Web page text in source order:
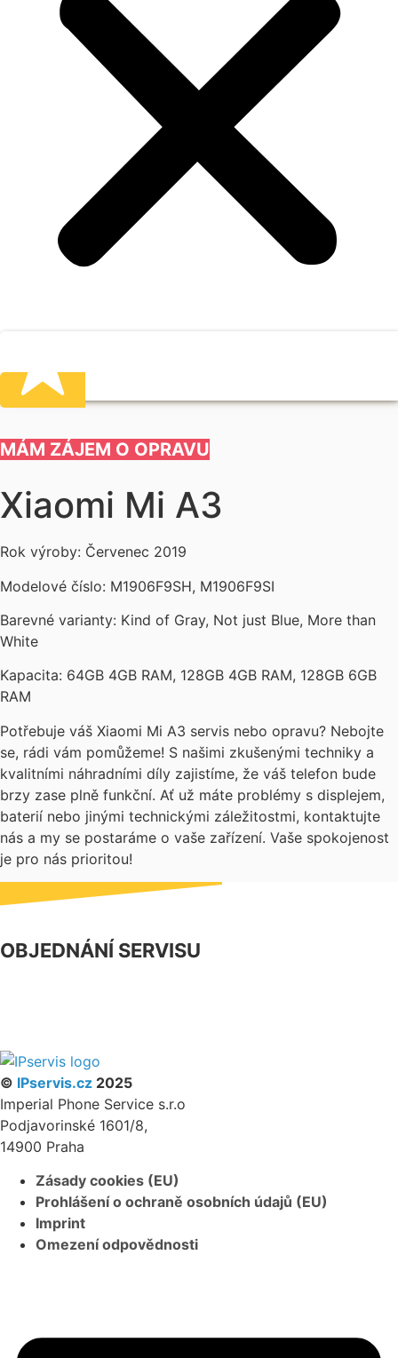
MÁM ZÁJEM O OPRAVU
Xiaomi Mi A3
Rok výroby: Červenec 2019
Modelové číslo: M1906F9SH, M1906F9SI
Barevné varianty: Kind of Gray, Not just Blue, More than
White
Kapacita: 64GB 4GB RAM, 128GB 4GB RAM, 128GB 6GB
RAM
Potřebuje váš Xiaomi Mi A3 servis nebo opravu? Nebojte
se, rádi vám pomůžeme! S našimi zkušenými techniky a
kvalitními náhradními díly zajistíme, že váš telefon bude
brzy zase plně funkční. Ať už máte problémy s displejem,
baterií nebo jinými technickými záležitostmi, kontaktujte
nás a my se postaráme o vaše zařízení. Vaše spokojenost
je pro nás prioritou!
OBJEDNÁNÍ SERVISU
© IPservis.cz 2025
Imperial Phone Service s.r.o
Podjavorinské 1601/8,
14900 Praha
Zásady cookies (EU)
Prohlášení o ochraně osobních údajů (EU)
Imprint
Omezení odpovědnosti